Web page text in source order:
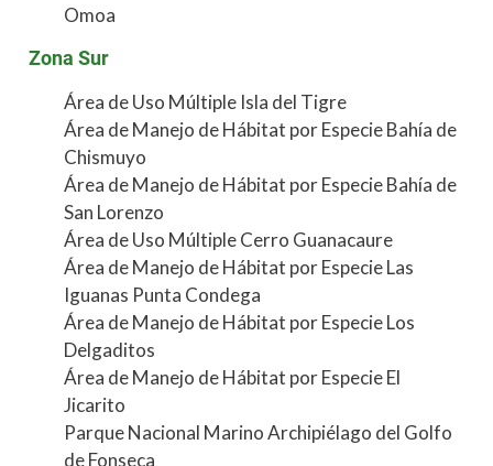
Omoa
Zona Sur
Área de Uso Múltiple Isla del Tigre
Área de Manejo de Hábitat por Especie Bahía de
Chismuyo
Área de Manejo de Hábitat por Especie Bahía de
San Lorenzo
Área de Uso Múltiple Cerro Guanacaure
Área de Manejo de Hábitat por Especie Las
Iguanas Punta Condega
Área de Manejo de Hábitat por Especie Los
Delgaditos
Área de Manejo de Hábitat por Especie El
Jicarito
Parque Nacional Marino Archipiélago del Golfo
de Fonseca